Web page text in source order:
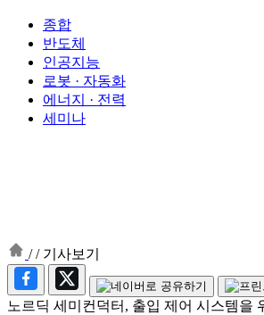
종합
반도체
인공지능
로봇 · 자동화
에너지 · 전력
세미나
// 기사보기
노르딕 세미컨덕터, 출입 제어 시스템을